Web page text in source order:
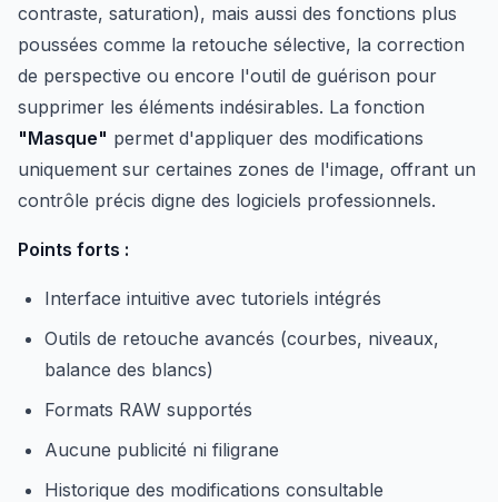
contraste, saturation), mais aussi des fonctions plus
poussées comme la retouche sélective, la correction
de perspective ou encore l'outil de guérison pour
supprimer les éléments indésirables. La fonction
"Masque" permet d'appliquer des modifications
uniquement sur certaines zones de l'image, offrant un
contrôle précis digne des logiciels professionnels.
Points forts :
Interface intuitive avec tutoriels intégrés
Outils de retouche avancés (courbes, niveaux,
balance des blancs)
Formats RAW supportés
Aucune publicité ni filigrane
Historique des modifications consultable